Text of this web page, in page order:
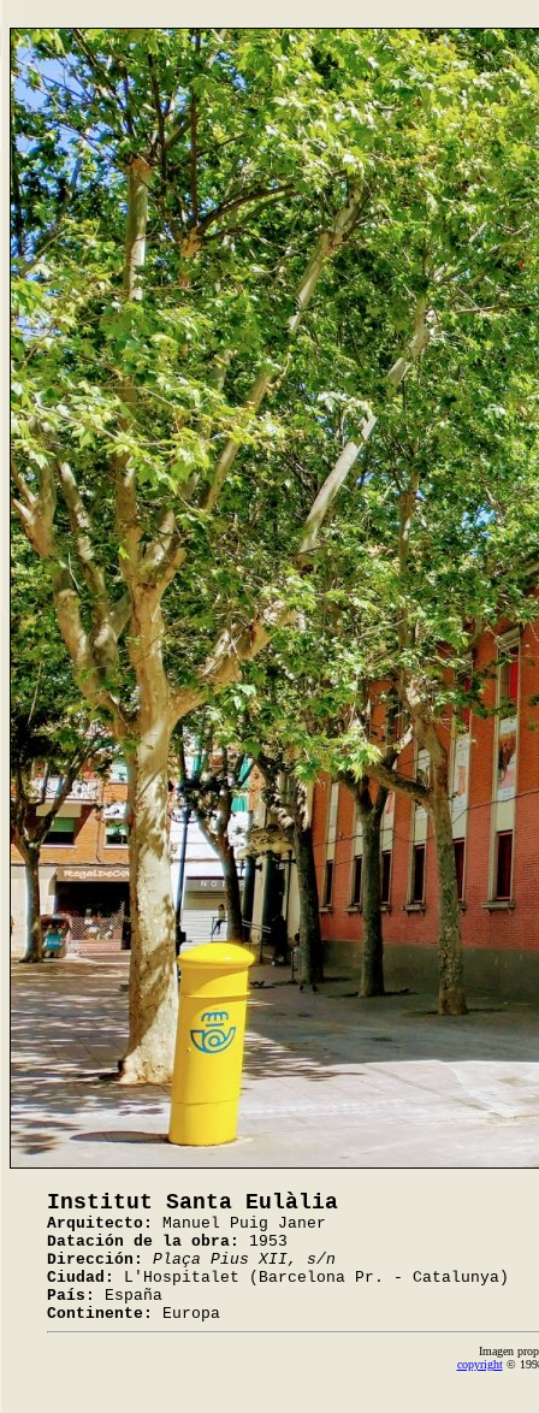
Institut Santa Eulàlia
Arquitecto:
Manuel Puig Janer
Datación de la obra:
1953
Dirección:
Plaça Pius XII, s/n
Ciudad:
L'Hospitalet (Barcelona Pr. - Catalunya)
País:
España
Continente:
Europa
Imagen
copyright©